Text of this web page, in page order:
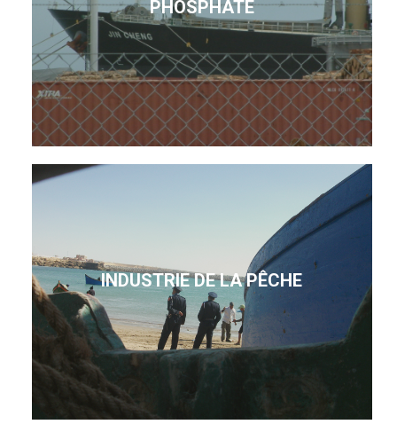
PHOSPHATE
INDUSTRIE DE LA PÊCHE